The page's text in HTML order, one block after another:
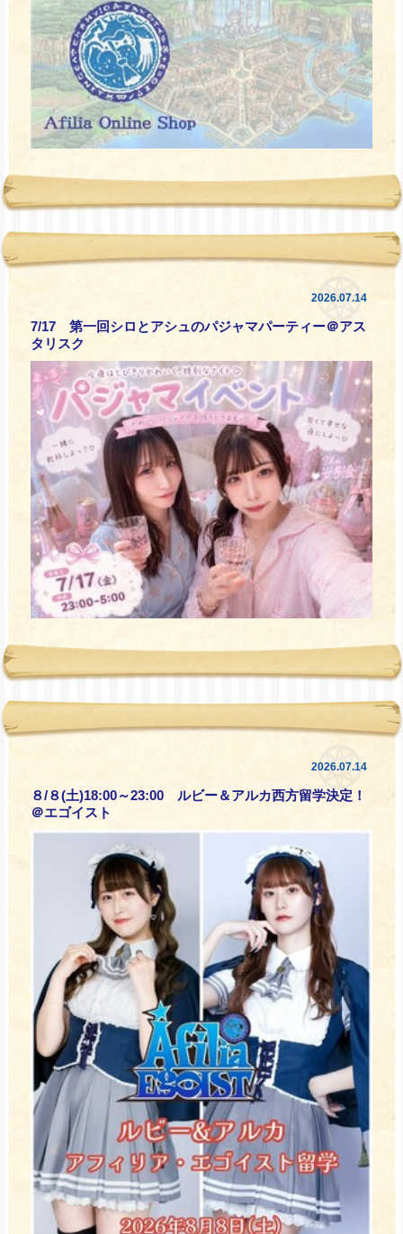
2026.07.14
7/17 第一回シロとアシュのパジャマパーティー＠アス
タリスク
2026.07.14
８/８(土)18:00～23:00 ルビー＆アルカ西方留学決定！
＠エゴイスト